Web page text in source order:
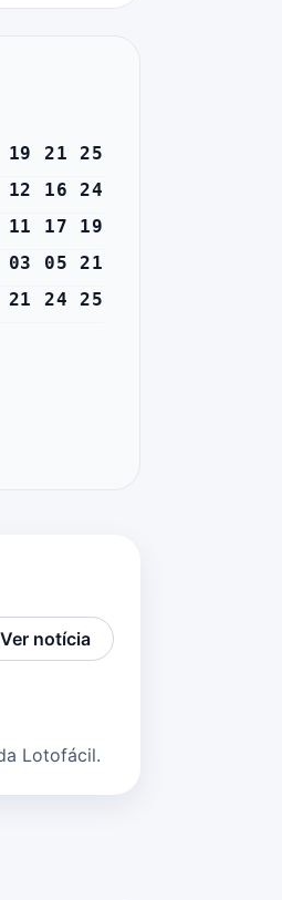
21 25
16 24
17 19
03 05 21
24 25
Ver notícia
Lotofácil.